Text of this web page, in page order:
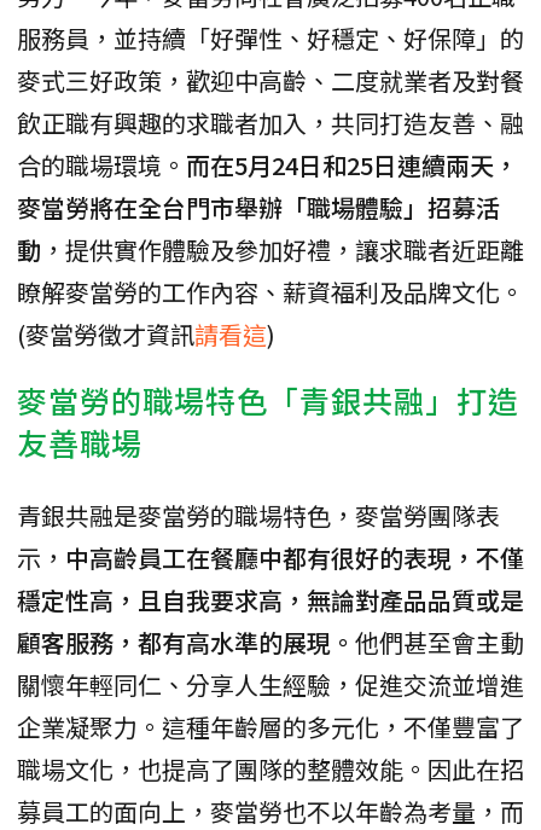
服務員，並持續「好彈性、好穩定、好保障」的
麥式三好政策，歡迎中高齡、二度就業者及對餐
飲正職有興趣的求職者加入，共同打造友善、融
合的職場環境。 而在5月24日和25日連續兩天，
麥當勞將在全台門市舉辦「職場體驗」招募活
動 ，提供實作體驗及參加好禮，讓求職者近距離
瞭解麥當勞的工作內容、薪資福利及品牌文化。
(麥當勞徵才資訊請看這)
麥當勞的職場特色「青銀共融」打造
友善職場
青銀共融是麥當勞的職場特色，麥當勞團隊表
示， 中高齡員工在餐廳中都有很好的表現，不僅
穩定性高，且自我要求高，無論對產品品質或是
顧客服務，都有高水準的展現。 他們甚至會主動
關懷年輕同仁、分享人生經驗，促進交流並增進
企業凝聚力。這種年齡層的多元化，不僅豐富了
職場文化，也提高了團隊的整體效能。因此在招
募員工的面向上，麥當勞也不以年齡為考量，而